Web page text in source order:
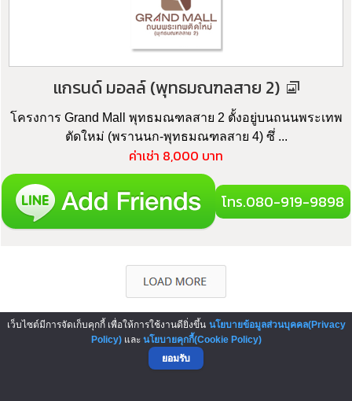
แกรนด์ มอลล์ (พุทธมณฑลสาย 2)
โครงการ Grand Mall พุทธมณฑลสาย 2 ตั้งอยู่บนถนนพระเทพ
ตัดใหม่ (พรานนก-พุทธมณฑลสาย 4) ซึ่ ...
ค่าเช่า 8,000 บาท
โทร.080-919-9898
▲ GO TO TOP
เว็บไซต์มีการจัดเก็บคุกกี้ เพื่อให้การใช้งานดียิ่งขึ้น นโยบายข้อมูลส่วนบุคคล(Privacy
Policy)และ นโยบายคุกกี้(Cookie Policy)
ยอมรับ